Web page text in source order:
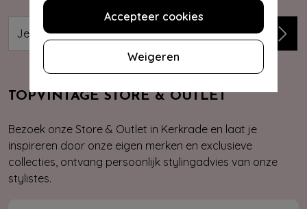
Accepteer cookies
Weigeren
TOPVINTAGE STORE & OUTLET
Bezoek onze Store & Outlet in Kerkrade en laat je
inspireren door onze eigen merken en exclusieve
collecties, ontvang persoonlijk stylingadvies van onze
stylistes.